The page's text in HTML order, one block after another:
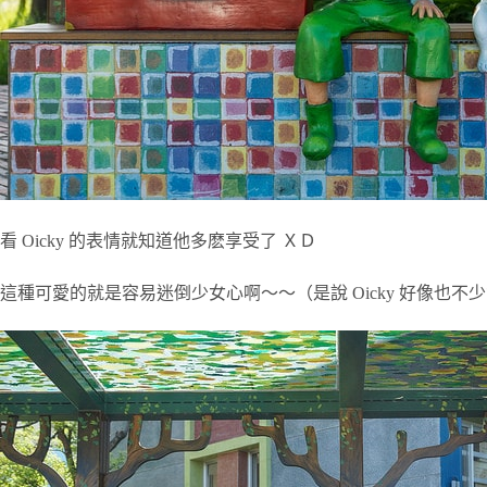
看 Oicky 的表情就知道他多麽享受了 ＸＤ
這種可愛的就是容易迷倒少女心啊～～（是說 Oicky 好像也不